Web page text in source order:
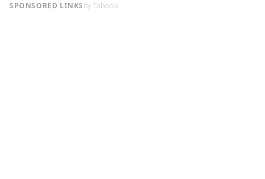
SPONSORED LINKSby Taboola